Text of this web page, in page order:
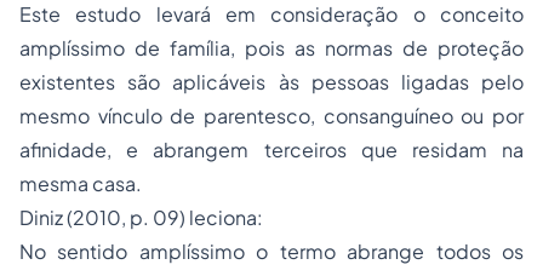
Este estudo levará em consideração o conceito
amplíssimo de família, pois as normas de proteção
existentes são aplicáveis às pessoas ligadas pelo
mesmo vínculo de parentesco, consanguíneo ou por
afinidade, e abrangem terceiros que residam na
mesma casa.
Diniz (2010, p. 09) leciona:
No sentido amplíssimo o termo abrange todos os